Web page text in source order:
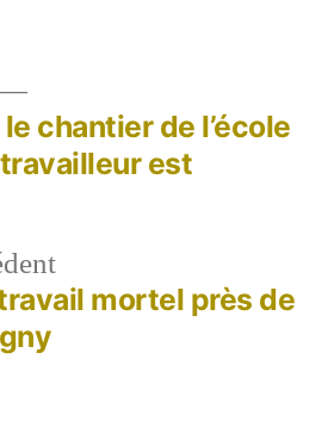
Article
précédent :
mortel près de
Article
suivant :
chantier de l’école
est